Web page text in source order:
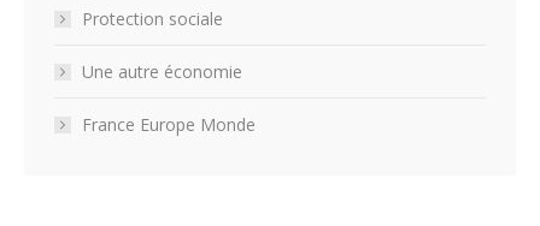
Protection sociale
Une autre économie
France Europe Monde